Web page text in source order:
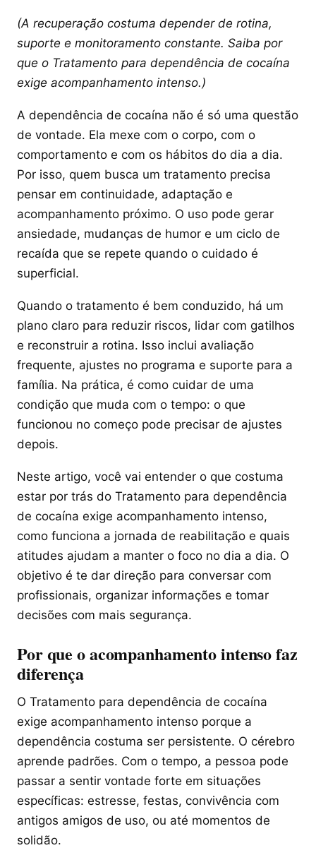
(A recuperação costuma depender de rotina,
suporte e monitoramento constante. Saiba por
que o Tratamento para dependência de cocaína
exige acompanhamento intenso.)
A dependência de cocaína não é só uma questão
de vontade. Ela mexe com o corpo, com o
comportamento e com os hábitos do dia a dia.
Por isso, quem busca um tratamento precisa
pensar em continuidade, adaptação e
acompanhamento próximo. O uso pode gerar
ansiedade, mudanças de humor e um ciclo de
recaída que se repete quando o cuidado é
superficial.
Quando o tratamento é bem conduzido, há um
plano claro para reduzir riscos, lidar com gatilhos
e reconstruir a rotina. Isso inclui avaliação
frequente, ajustes no programa e suporte para a
família. Na prática, é como cuidar de uma
condição que muda com o tempo: o que
funcionou no começo pode precisar de ajustes
depois.
Neste artigo, você vai entender o que costuma
estar por trás do Tratamento para dependência
de cocaína exige acompanhamento intenso,
como funciona a jornada de reabilitação e quais
atitudes ajudam a manter o foco no dia a dia. O
objetivo é te dar direção para conversar com
profissionais, organizar informações e tomar
decisões com mais segurança.
Por que o acompanhamento intenso faz
diferença
O Tratamento para dependência de cocaína
exige acompanhamento intenso porque a
dependência costuma ser persistente. O cérebro
aprende padrões. Com o tempo, a pessoa pode
passar a sentir vontade forte em situações
específicas: estresse, festas, convivência com
antigos amigos de uso, ou até momentos de
solidão.